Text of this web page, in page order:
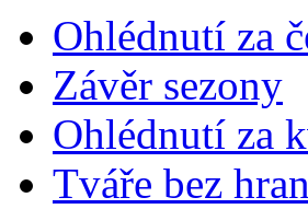
Ohlédnutí za
Závěr sezony
Ohlédnutí za
Tváře bez